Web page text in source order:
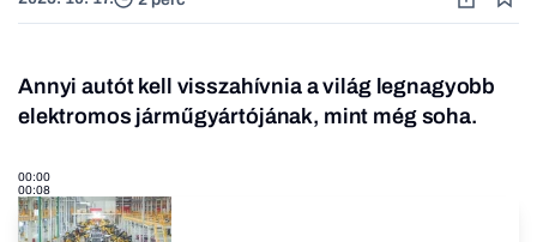
Annyi autót kell visszahívnia a világ legnagyobb
elektromos járműgyártójának, mint még soha.
00:00
00:08